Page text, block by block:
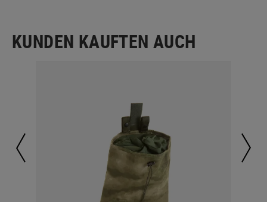
KUNDEN KAUFTEN AUCH